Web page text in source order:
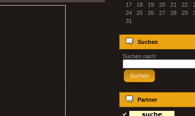
17
18 19 20 21 22
24
25 26 27 28 29
31
Suchen
Suchen nach:
Suchen
Partner